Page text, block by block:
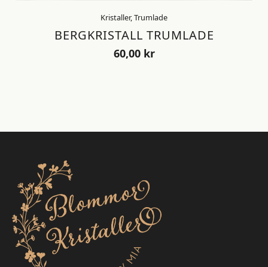
Kristaller, Trumlade
BERGKRISTALL TRUMLADE
60,00 kr